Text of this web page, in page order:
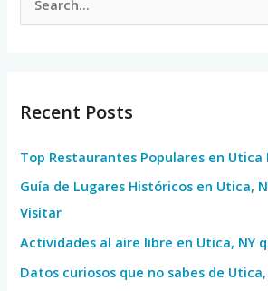
c
f
o
r
:
Recent Posts
Top Restaurantes Populares en Utica
Guía de Lugares Históricos en Utica,
Visitar
Actividades al aire libre en Utica, NY
Datos curiosos que no sabes de Utica,